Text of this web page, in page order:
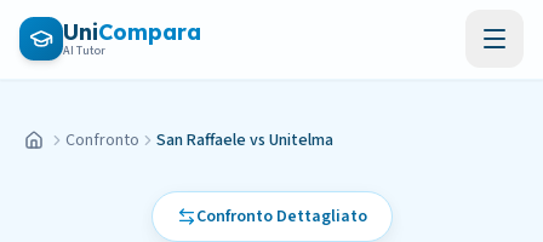
Vai al contenuto principale
UniCompara
AI Tutor
Home Confronto San Raffaele vs Unitelma
Confronto Dettagliato